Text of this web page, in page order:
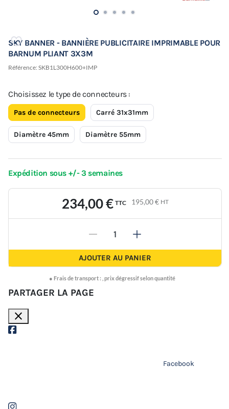
SKY BANNER - BANNIÈRE PUBLICITAIRE IMPRIMABLE POUR
BARNUM PLIANT 3X3M
Référence: SKB1L300H600+IMP
Choisissez le type de connecteurs :
Pas de connecteurs Carré 31x31mm
Diamètre 45mm Diamètre 55mm
Expédition sous +/- 3 semaines
234,00 € TTC 195,00 € HT
- +
AJOUTER AU PANIER
● Frais de transport : prix dégressif selon quantité
PARTAGER LA PAGE
close
Facebook